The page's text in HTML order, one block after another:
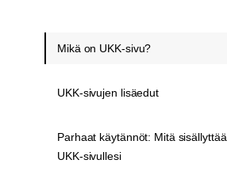
Mikä on UKK-sivu?
UKK-sivujen lisäedut
Parhaat käytännöt: Mitä sisällyttää
UKK-sivullesi